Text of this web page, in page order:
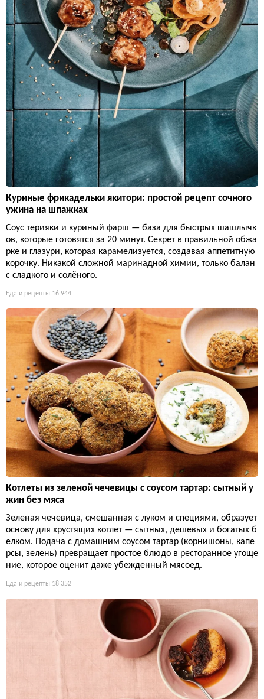
Куриные фрикадельки якитори: простой рецепт сочного
ужина на шпажках
Соус терияки и куриный фарш — база для быстрых шашлычк
ов, которые готовятся за 20 минут. Секрет в правильной обжа
рке и глазури, которая карамелизуется, создавая аппетитную
корочку. Никакой сложной маринадной химии, только балан
с сладкого и солёного.
Еда и рецепты 16 944
Котлеты из зеленой чечевицы с соусом тартар: сытный у
жин без мяса
Зеленая чечевица, смешанная с луком и специями, образует
основу для хрустящих котлет — сытных, дешевых и богатых б
елком. Подача с домашним соусом тартар (корнишоны, капе
рсы, зелень) превращает простое блюдо в ресторанное угоще
ние, которое оценит даже убежденный мясоед.
Еда и рецепты 18 352